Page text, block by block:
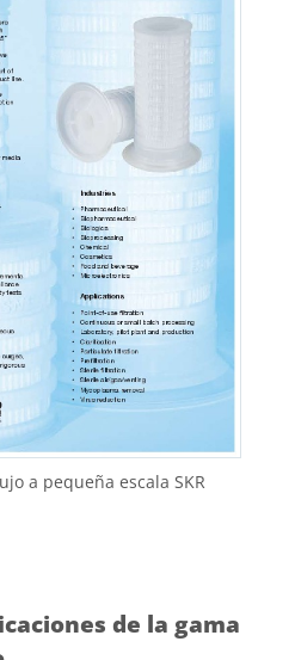
a pequeña escala SKR
de la gama